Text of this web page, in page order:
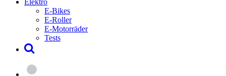
Elektro
E-Bikes
E-Roller
E-Motorräder
Tests